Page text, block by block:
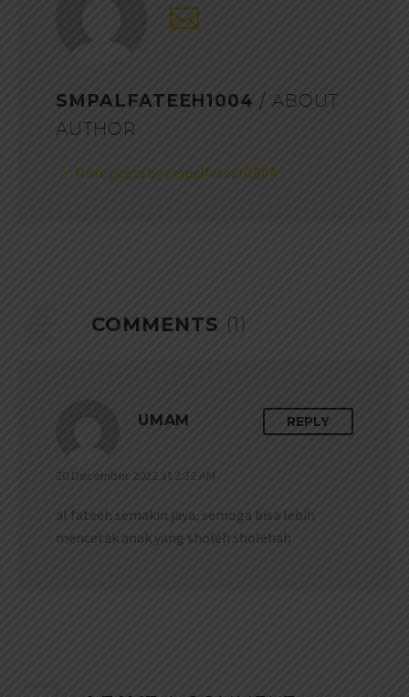
SMPALFATEEH1004 / ABOUT
AUTHOR
More posts by smpalfateeh1004
COMMENTS (1)
UMAM
20 December 2022 at 2:32 AM
REPLY
al fateeh semakin jaya, semoga bisa lebih
mencetak anak yang sholeh sholehah